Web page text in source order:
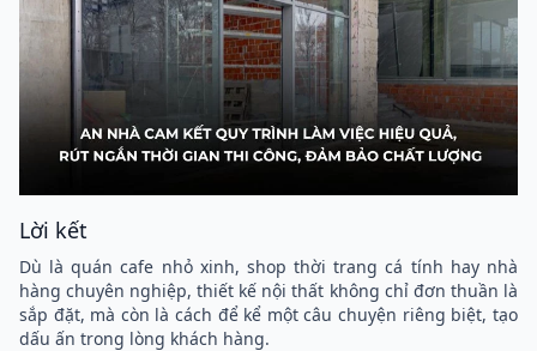
Lời kết
Dù là quán cafe nhỏ xinh, shop thời trang cá tính hay nhà
hàng chuyên nghiệp, thiết kế nội thất không chỉ đơn thuần là
sắp đặt, mà còn là cách để kể một câu chuyện riêng biệt, tạo
dấu ấn trong lòng khách hàng.